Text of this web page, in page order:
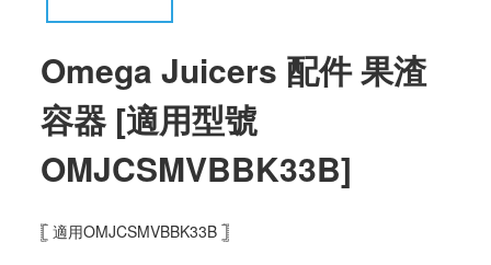
Omega Juicers 配件 果渣
容器 [適用型號
OMJCSMVBBK33B]
𓊈 適用OMJCSMVBBK33B 𓊉